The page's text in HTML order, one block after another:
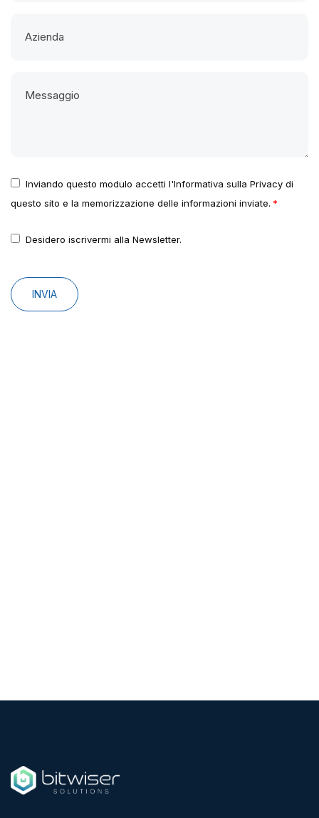
Inviando questo modulo accetti l'Informativa sulla Privacy di
questo sito e la memorizzazione delle informazioni inviate.
Desidero iscrivermi alla Newsletter.
INVIA